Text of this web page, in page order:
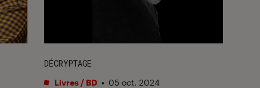
DÉCRYPTAGE
Livres / BD • 05 oct. 2024